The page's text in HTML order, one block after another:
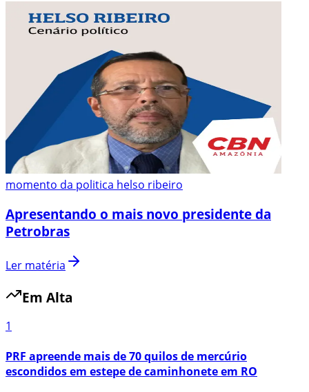
momento da politica helso ribeiro
Apresentando o mais novo presidente da
Petrobras
Ler matéria
Em Alta
1
PRF apreende mais de 70 quilos de mercúrio
escondidos em estepe de caminhonete em RO